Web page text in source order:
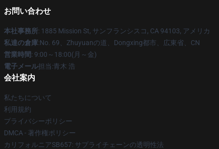
お問い合わせ
本社事務所: 1885 Mission St, サンフランシスコ, CA 94103, アメリカ
私達の倉庫:No. 69、Zhuyuanの道、Dongxing都市、広東省、CN
営業時間: 9:00～18:00(月～金)
電子メール担当:青木 浩
会社案内
私たちについて
利用規約
プライバシーポリシー
DMCA - 著作権ポリシー
カリフォルニアSB657: サプライチェーンの透明性法